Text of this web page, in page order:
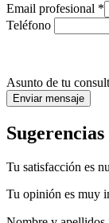
Email profesional *
Teléfono
Asunto de tu
Enviar mensaje
Tu satisfacción es
Tu opinión es muy